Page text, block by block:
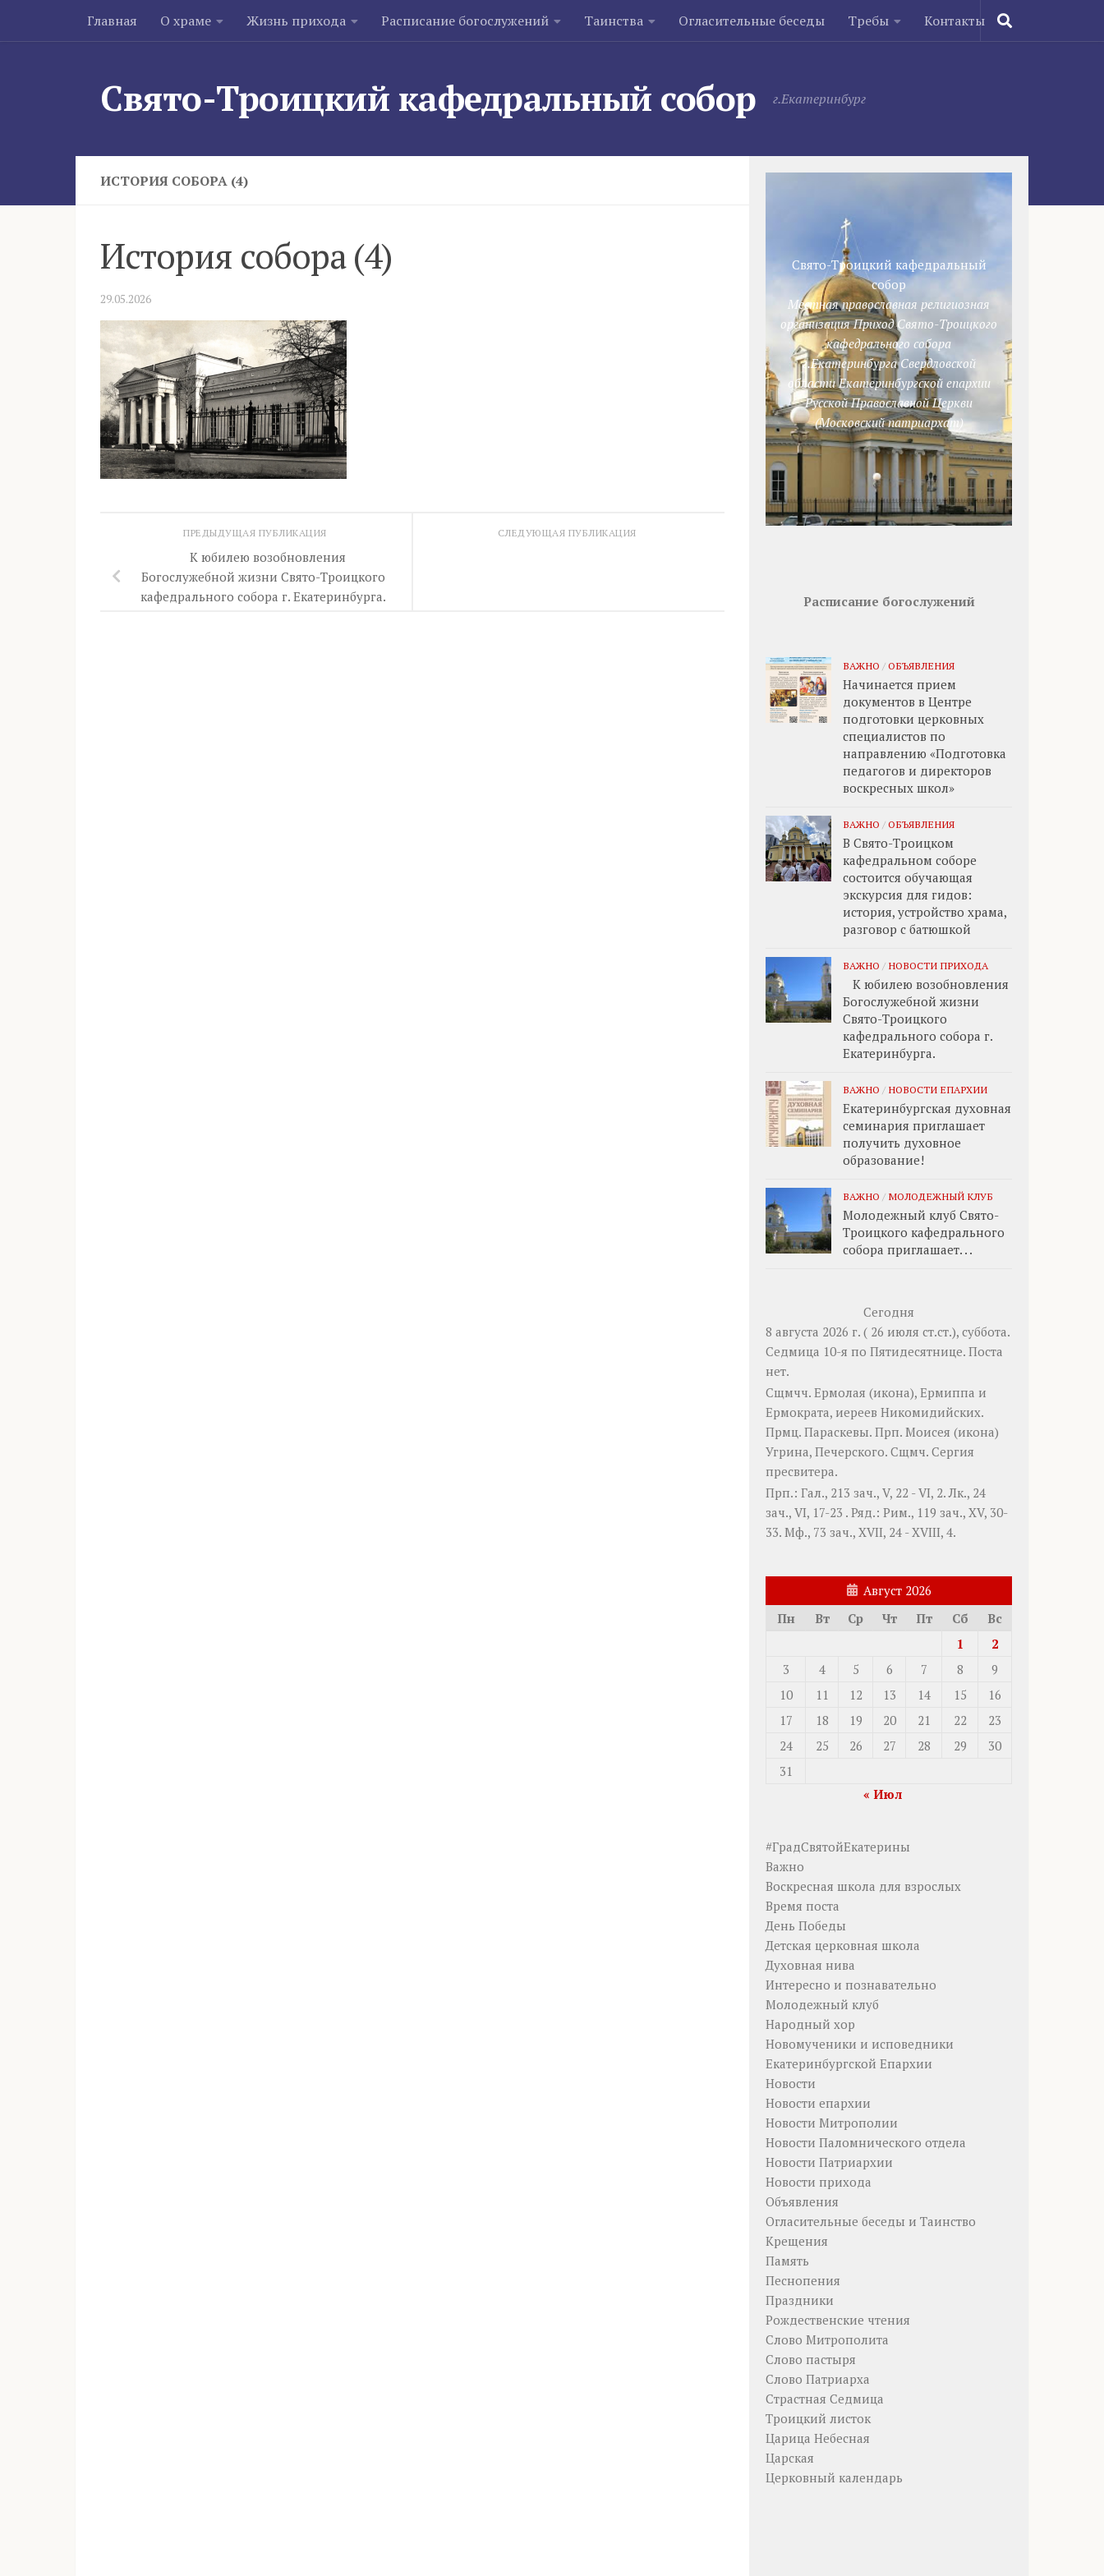
Skip to content
Главная О храме Жизнь прихода Расписание богослужений Таинства Огласительные беседы Требы Контакты
Свято-Троицкий кафедральный собор г.Екатеринбург
ИСТОРИЯ СОБОРА (4)
История собора (4)
29.05.2026
СЛЕДУЮЩАЯ ПУБЛИКАЦИЯ
ПРЕДЫДУЩАЯ ПУБЛИКАЦИЯ
К юбилею возобновления
Богослужебной жизни Свято-Троицкого
кафедрального собора г. Екатеринбурга.
Свято-Троицкий кафедральный
собор
Местная православная религиозная
организация Приход Свято-Троицкого
кафедрального собора
г.Екатеринбурга Свердловской
области Екатеринбургской епархии
Русской Православной Церкви
(Московский патриархат)
Расписание богослужений
ВАЖНО / ОБЪЯВЛЕНИЯ
Начинается прием
документов в Центре
подготовки церковных
специалистов по
направлению «Подготовка
педагогов и директоров
воскресных школ»
ВАЖНО / ОБЪЯВЛЕНИЯ
В Свято-Троицком
кафедральном соборе
состоится обучающая
экскурсия для гидов:
история, устройство храма,
разговор с батюшкой
ВАЖНО / НОВОСТИ ПРИХОДА
К юбилею возобновления
Богослужебной жизни
Свято-Троицкого
кафедрального собора г.
Екатеринбурга.
ВАЖНО / НОВОСТИ ЕПАРХИИ
Екатеринбургская духовная
семинария приглашает
получить духовное
образование!
ВАЖНО / МОЛОДЕЖНЫЙ КЛУБ
Молодежный клуб Свято-
Троицкого кафедрального
собора приглашает. . .
Сегодня
8 августа 2026 г. ( 26 июля ст.ст.), суббота.
Седмица 10-я по Пятидесятнице. Поста
нет.
Сщмчч. Ермолая (икона), Ермиппа и
Ермократа, иереев Никомидийских.
Прмц. Параскевы. Прп. Моисея (икона)
Угрина, Печерского. Сщмч. Сергия
пресвитера.
Прп.: Гал., 213 зач., V, 22 - VI, 2. Лк., 24
зач., VI, 17-23 . Ряд.: Рим., 119 зач., XV, 30-
33. Мф., 73 зач., XVII, 24 - XVIII, 4.
Август 2026
Пн
Вт Ср Чт Пт Сб
Вс
1
2
3
4 5 6 7 8
9
10
11 12 13 14 15
16
17
18 19 20 21 22
23
24
25 26 27 28 29
30
31
« Июл
#ГрадСвятойЕкатерины
Важно
Воскресная школа для взрослых
Время поста
День Победы
Детская церковная школа
Духовная нива
Интересно и познавательно
Молодежный клуб
Народный хор
Новомученики и исповедники
Екатеринбургской Епархии
Новости
Новости епархии
Новости Митрополии
Новости Паломнического отдела
Новости Патриархии
Новости прихода
Объявления
Огласительные беседы и Таинство
Крещения
Память
Песнопения
Праздники
Рождественские чтения
Слово Митрополита
Слово пастыря
Слово Патриарха
Страстная Седмица
Троицкий листок
Царица Небесная
Царская
Церковный календарь